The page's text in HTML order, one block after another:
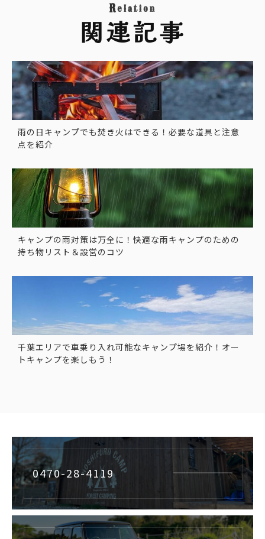
Relation
関連記事
雨の日キャンプでも焚き火はできる！必要な道具と注意
点を紹介
キャンプの雨対策は万全に！快適な雨キャンプのための
持ち物リスト＆設営のコツ
千葉エリアで車乗り入れ可能なキャンプ場を紹介！オー
トキャンプを楽しもう！
0470-28-4119